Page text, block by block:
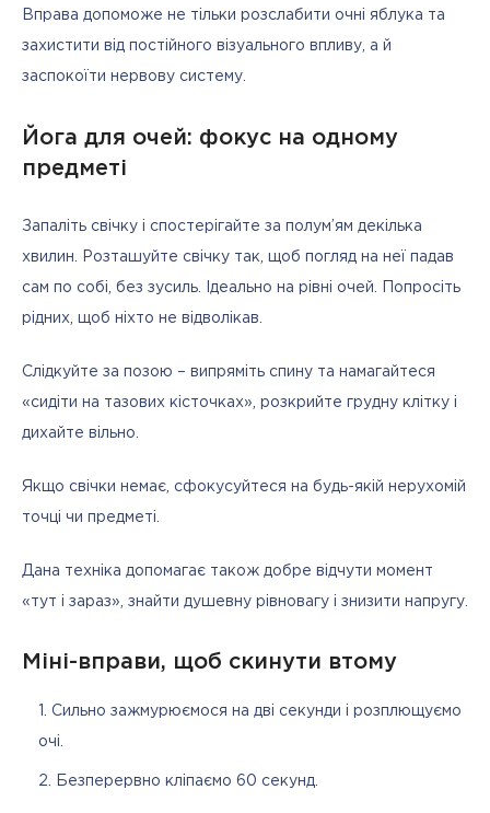
Вправа допоможе не тільки розслабити очні яблука та
захистити від постійного візуального впливу, а й
заспокоїти нервову систему.
Йога для очей: фокус на одному
предметі
Запаліть свічку і спостерігайте за полум’ям декілька
хвилин. Розташуйте свічку так, щоб погляд на неї падав
сам по собі, без зусиль. Ідеально на рівні очей. Попросіть
рідних, щоб ніхто не відволікав.
Слідкуйте за позою – випряміть спину та намагайтеся
«сидіти на тазових кісточках», розкрийте грудну клітку і
дихайте вільно.
Якщо свічки немає, сфокусуйтеся на будь-якій нерухомій
точці чи предметі.
Дана техніка допомагає також добре відчути момент
«тут і зараз», знайти душевну рівновагу і знизити напругу.
Міні-вправи, щоб скинути втому
Сильно зажмурюємося на дві секунди і розплющуємо
очі.
Безперервно кліпаємо 60 секунд.